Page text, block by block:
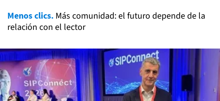
Menos clics. Más comunidad: el futuro depende de la
relación con el lector